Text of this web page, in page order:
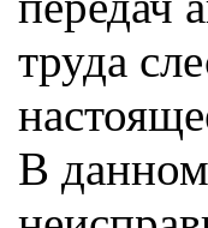
труда
В